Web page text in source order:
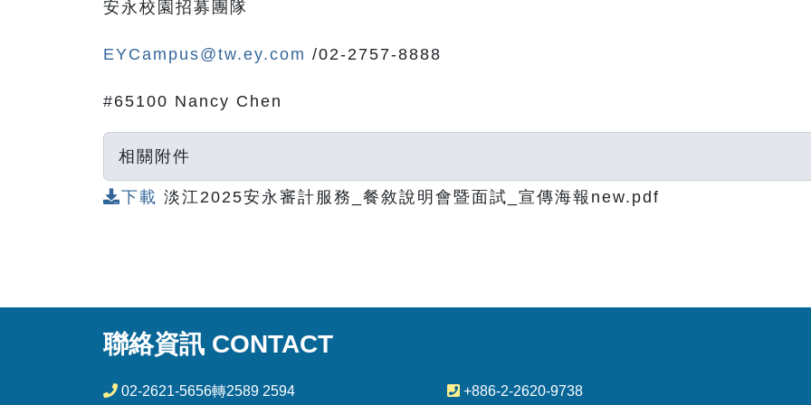
安永校園招募團隊
EYCampus@tw.ey.com /02-2757-8888
#65100 Nancy Chen
相關附件
下載 淡江2025安永審計服務_餐敘說明會暨面試_宣傳海報new.pdf
聯絡資訊 CONTACT
02-2621-5656轉2589 2594 +886-2-2620-9738